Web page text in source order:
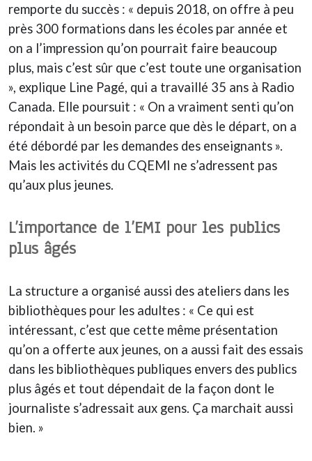
remporte du succès : « depuis 2018, on offre à peu
près 300 formations dans les écoles par année et
on a l’impression qu’on pourrait faire beaucoup
plus, mais c’est sûr que c’est toute une organisation
», explique Line Pagé, qui a travaillé 35 ans à Radio
Canada. Elle poursuit : « On a vraiment senti qu’on
répondait à un besoin parce que dès le départ, on a
été débordé par les demandes des enseignants ».
Mais les activités du CQEMI ne s’adressent pas
qu’aux plus jeunes.
L’importance de l’EMI pour les publics
plus âgés
La structure a organisé aussi des ateliers dans les
bibliothèques pour les adultes : « Ce qui est
intéressant, c’est que cette même présentation
qu’on a offerte aux jeunes, on a aussi fait des essais
dans les bibliothèques publiques envers des publics
plus âgés et tout dépendait de la façon dont le
journaliste s’adressait aux gens. Ça marchait aussi
bien. »